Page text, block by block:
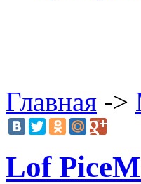
Главная ->
Lof